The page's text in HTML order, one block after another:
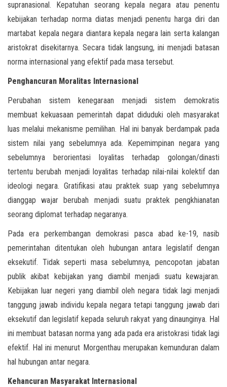
supranasional. Kepatuhan seorang kepala negara atau penentu
kebijakan terhadap norma diatas menjadi penentu harga diri dan
martabat kepala negara diantara kepala negara lain serta kalangan
aristokrat disekitarnya. Secara tidak langsung, ini menjadi batasan
norma internasional yang efektif pada masa tersebut.
Penghancuran Moralitas Internasional
Perubahan sistem kenegaraan menjadi sistem demokratis
membuat kekuasaan pemerintah dapat diduduki oleh masyarakat
luas melalui mekanisme pemilihan. Hal ini banyak berdampak pada
sistem nilai yang sebelumnya ada. Kepemimpinan negara yang
sebelumnya berorientasi loyalitas terhadap golongan/dinasti
tertentu berubah menjadi loyalitas terhadap nilai-nilai kolektif dan
ideologi negara. Gratifikasi atau praktek suap yang sebelumnya
dianggap wajar berubah menjadi suatu praktek pengkhianatan
seorang diplomat terhadap negaranya.
Pada era perkembangan demokrasi pasca abad ke-19, nasib
pemerintahan ditentukan oleh hubungan antara legislatif dengan
eksekutif. Tidak seperti masa sebelumnya, pencopotan jabatan
publik akibat kebijakan yang diambil menjadi suatu kewajaran.
Kebijakan luar negeri yang diambil oleh negara tidak lagi menjadi
tanggung jawab individu kepala negara tetapi tanggung jawab dari
eksekutif dan legislatif kepada seluruh rakyat yang dinaunginya. Hal
ini membuat batasan norma yang ada pada era aristokrasi tidak lagi
efektif. Hal ini menurut Morgenthau merupakan kemunduran dalam
hal hubungan antar negara.
Kehancuran Masyarakat Internasional